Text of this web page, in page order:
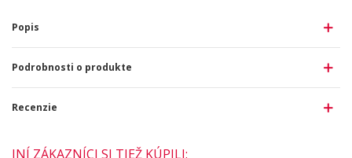
Popis
Podrobnosti o produkte
Recenzie
INÍ ZÁKAZNÍCI SI TIEŽ KÚPILI: